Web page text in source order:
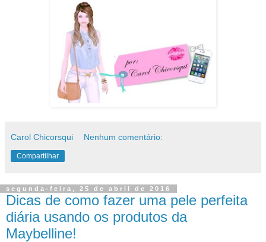
Carol Chicorsqui Nenhum comentário:
Compartilhar
segunda-feira, 25 de abril de 2016
Dicas de como fazer uma pele perfeita
diária usando os produtos da
Maybelline!